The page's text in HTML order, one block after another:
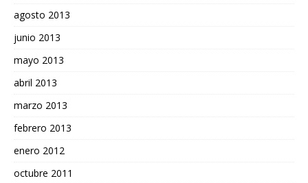
agosto 2013
junio 2013
mayo 2013
abril 2013
marzo 2013
febrero 2013
enero 2012
octubre 2011